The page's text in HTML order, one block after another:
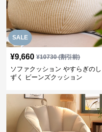
SALE
¥9,660 ¥10730(割引前)
ソファクッション やすらぎのし
ずく ビーンズクッション